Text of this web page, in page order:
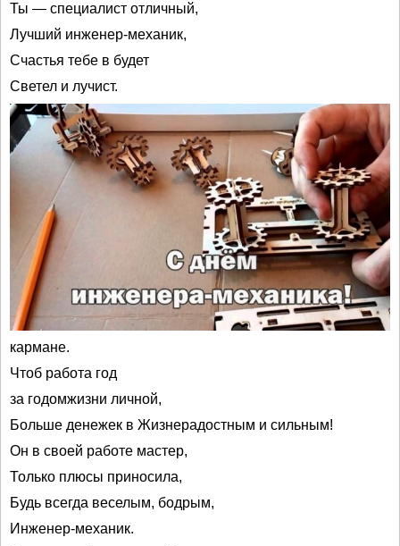
Ты — специалист отличный,
Лучший инженер-механик,
Счастья тебе в будет
Светел и лучист.
кармане.
Чтоб работа год
за годомжизни личной,
Больше денежек в Жизнерадостным и сильным!
Он в своей работе мастер,
Только плюсы приносила,
Будь всегда веселым, бодрым,
Инженер-механик.